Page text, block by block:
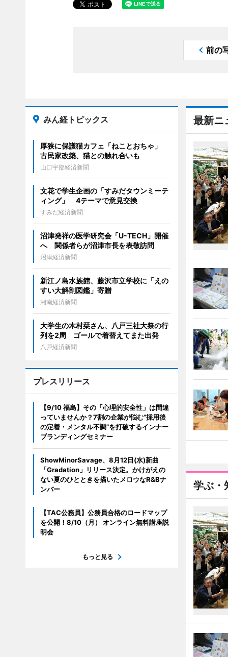
前の
最新ニ
学ぶ・
みん経トピックス
厚狭に保護猫カフェ「ねことおちゃ」
古民家改築、猫との触れ合いも
山口宇部経済新聞
文花で学生企画の「すみだタウンミーテ
ィング」 4テーマで意見交換
すみだ経済新聞
沼津発祥の医学研究会「U-TECH」開催
へ 関係者らが沼津市長を表敬訪問
沼津経済新聞
新江ノ島水族館、藤沢市立学校に「えの
すい大解剖図鑑」寄贈
湘南経済新聞
大学生の木村栞さん、八戸三社大祭の行
列を2周 ゴールで着替えてまた出発
八戸経済新聞
プレスリリース
【9/10 福島】その「心理的安全性」は間違
っていませんか？7割の企業が悩む“採用後
の定着・メンタル不調”を打破するインナー
ブランディングセミナー
ShowMinorSavage、8月12日(水)新曲
「Gradation」リリース決定。かけがえの
ない夏のひとときを描いたメロウなR&Bナ
ンバー
【TAC公務員】公務員合格のロードマップ
を公開！8/10（月） オンライン無料講座説
明会
もっと見る